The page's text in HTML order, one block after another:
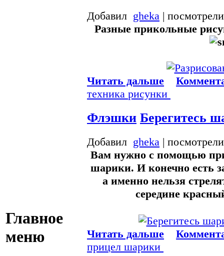
Главное
меню
Добавил gheka |
Разные прикольные
Читать дальше
техника рисунки
Флэшки Берегитесь
Добавил gheka |
Вам нужно с помощью
шарики. И конечно есть
а именно нельзя
середине
Читать дальше
прицел шарики